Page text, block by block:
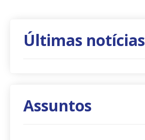
Últimas notícias
Assuntos